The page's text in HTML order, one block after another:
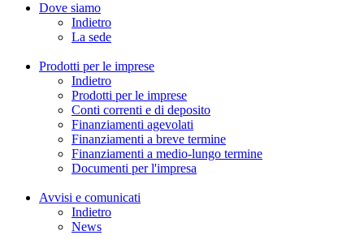
Dove siamo
Indietro
La sede
Prodotti per le imprese
Indietro
Prodotti per le imprese
Conti correnti e di deposito
Finanziamenti agevolati
Finanziamenti a breve termine
Finanziamenti a medio-lungo termine
Documenti per l'impresa
Avvisi e comunicati
Indietro
News